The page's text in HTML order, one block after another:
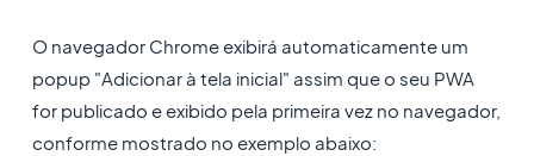
O navegador Chrome exibirá automaticamente um
popup "Adicionar à tela inicial" assim que o seu PWA
for publicado e exibido pela primeira vez no navegador,
conforme mostrado no exemplo abaixo: